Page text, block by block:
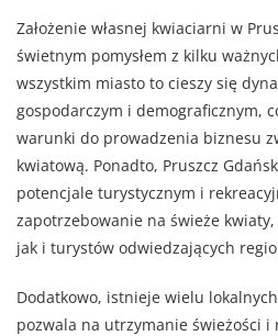
Założenie własnej kwiaciarni w
świetnym pomysłem z kilku
wszystkim miasto to cieszy się
gospodarczym i demograficznym,
warunki do prowadzenia biznesu
kwiatową. Ponadto, Pruszcz
potencjale turystycznym i
zapotrzebowanie na świeże
jak i turystów odwiedzających
Dodatkowo, istnieje wielu
pozwala na utrzymanie świeżości i